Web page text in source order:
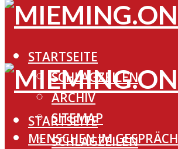
STARTSEITE
SCHLAGZEILEN
ARCHIV
SITEMAP
MENSCHEN IM GESPRÄCH
STARTSEITE
SCHLAGZEILEN